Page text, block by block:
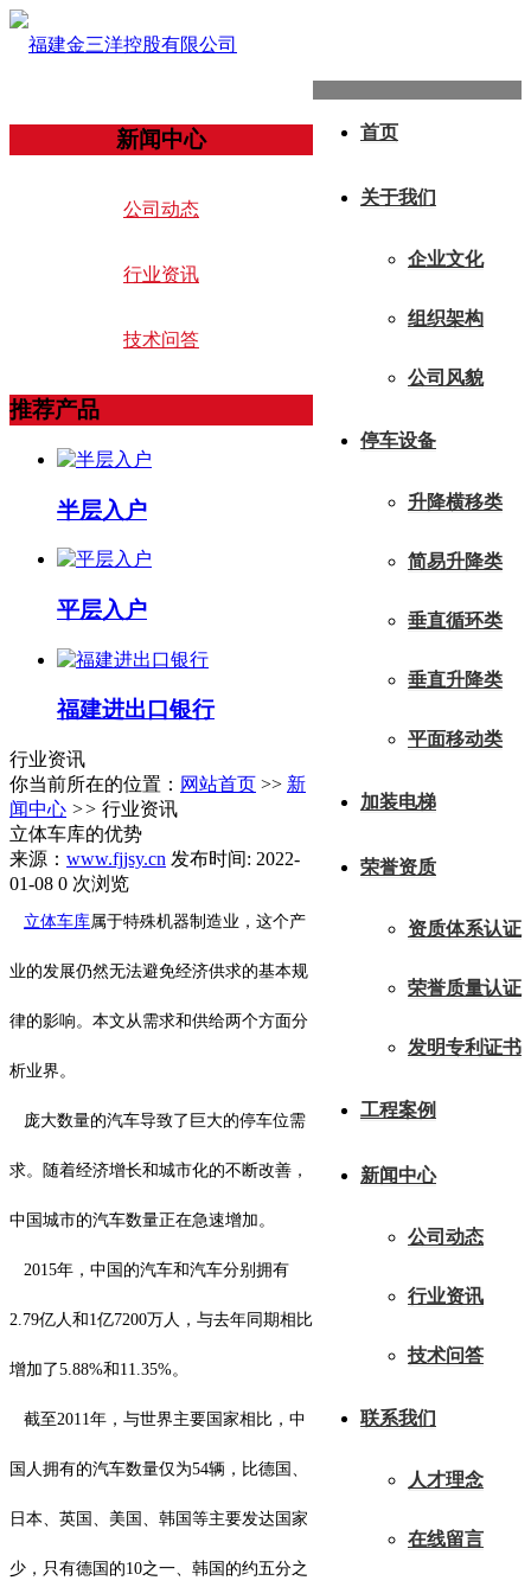
首页
关于我们
企业文化
组织架构
公司风貌
停车设备
升降横移类
简易升降类
垂直循环类
垂直升降类
平面移动类
加装电梯
荣誉资质
资质体系认证
荣誉质量认证
发明专利证书
工程案例
新闻中心
公司动态
行业资讯
技术问答
联系我们
人才理念
在线留言
新闻中心
公司动态
行业资讯
技术问答
推荐产品
半层入户
平层入户
福建进出口银行
行业资讯
你当前所在的位置： 网站首页 >> 新
闻中心 >> 行业资讯
立体车库的优势
来源： www.fjjsy.cn 发布时间: 2022-
01-08 0 次浏览
立体车库属于特殊机器制造业，这个产
业的发展仍然无法避免经济供求的基本规
律的影响。本文从需求和供给两个方面分
析业界。
庞大数量的汽车导致了巨大的停车位需
求。随着经济增长和城市化的不断改善，
中国城市的汽车数量正在急速增加。
2015年，中国的汽车和汽车分别拥有
2.79亿人和1亿7200万人，与去年同期相比
增加了5.88%和11.35%。
截至2011年，与世界主要国家相比，中
国人拥有的汽车数量仅为54辆，比德国、
日本、英国、美国、韩国等主要发达国家
少，只有德国的10之一、韩国的约五分之